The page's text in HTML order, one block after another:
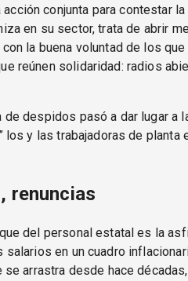
conjunta para contestar
en su sector, trata de abrir
la buena voluntad de los
reúnen solidaridad: radios
despidos pasó a dar lugar a
y las trabajadoras de planta
renuncias
del personal estatal es la
en un cuadro
arrastra desde hace